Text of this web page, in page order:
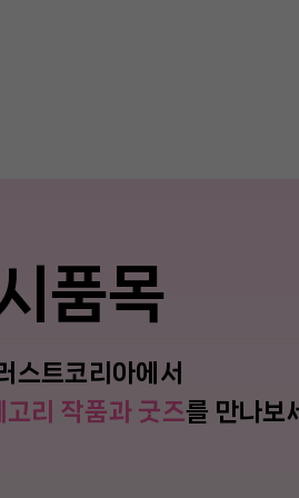
품목
스트코리아에서
고리 작품과 굿즈를 만나보